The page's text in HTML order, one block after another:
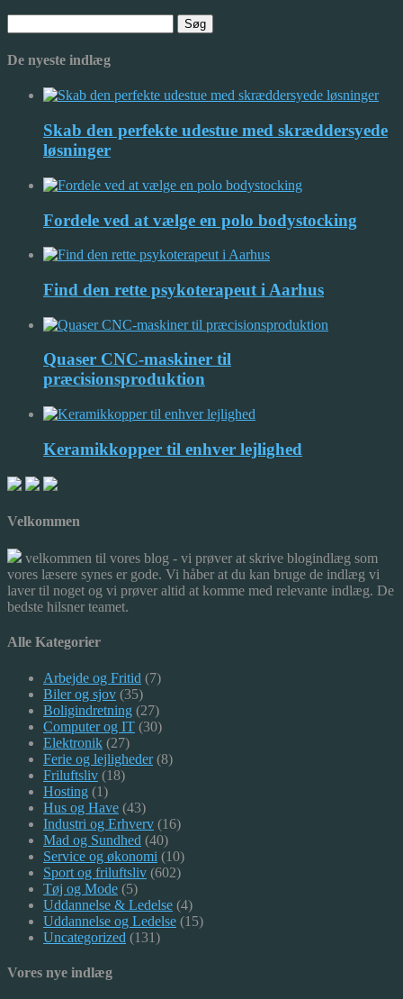
efter:
De nyeste indlæg
Skab den perfekte udestue med skræddersyede
løsninger
Fordele ved at vælge en polo bodystocking
Find den rette psykoterapeut i Aarhus
Quaser CNC-maskiner til
præcisionsproduktion
Keramikkopper til enhver lejlighed
Velkommen
velkommen til vores blog - vi prøver at skrive blogindlæg som
vores læsere synes er gode. Vi håber at du kan bruge de indlæg vi
laver til noget og vi prøver altid at komme med relevante indlæg. De
bedste hilsner teamet.
Alle Kategorier
Arbejde og Fritid (7)
Biler og sjov (35)
Boligindretning (27)
Computer og IT (30)
Elektronik (27)
Ferie og lejligheder(8)
Friluftsliv (18)
Hosting (1)
Hus og Have (43)
Industri og Erhverv (16)
Mad og Sundhed (40)
Service og økonomi (10)
Sport og friluftsliv (602)
Tøj og Mode (5)
Uddannelse & Ledelse (4)
Uddannelse og Ledelse (15)
Uncategorized (131)
Vores nye indlæg